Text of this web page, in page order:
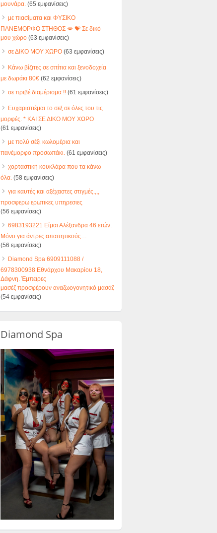
μουνάρα.(65 εμφανίσεις)
με πιασίματα και ΦΥΣΙΚΟ
ΠΑΝΕΜΟΡΦΟ ΣΤΗΘΟΣ 💋 💝 Σε δικό
μου χώρο(63 εμφανίσεις)
σε ΔΙΚΟ ΜΟΥ ΧΩΡΟ(63 εμφανίσεις)
Κάνω βίζιτες σε σπίτια και ξενοδοχεία
με δωράκι 80€(62 εμφανίσεις)
σε πριβέ διαμέρισμα !!(61 εμφανίσεις)
Ευχαριστιέμαι το σεξ σε όλες του τις
μορφές. * ΚΑΙ ΣΕ ΔΙΚΟ ΜΟΥ ΧΩΡΟ
(61 εμφανίσεις)
με πολύ σέξι κωλομέρια και
πανέμορφο προσωπάκι.(61 εμφανίσεις)
χορταστική κουκλάρα που τα κάνω
όλα.(58 εμφανίσεις)
για καυτές και αξέχαστες στιγμές.,,,
προσφερω ερωτικες υπηρεσιες
(56 εμφανίσεις)
6983193221 Είμαι Αλέξανδρα 46 ετών.
Μόνο για άντρες απαιτητικούς…
(56 εμφανίσεις)
Diamond Spa 6909111088 /
6978300938 Εθνάρχου Μακαρίου 18,
Δάφνη. Έμπειρες
μασέζ προσφέρουν αναζωογονητικό μασάζ
(54 εμφανίσεις)
Diamond Spa